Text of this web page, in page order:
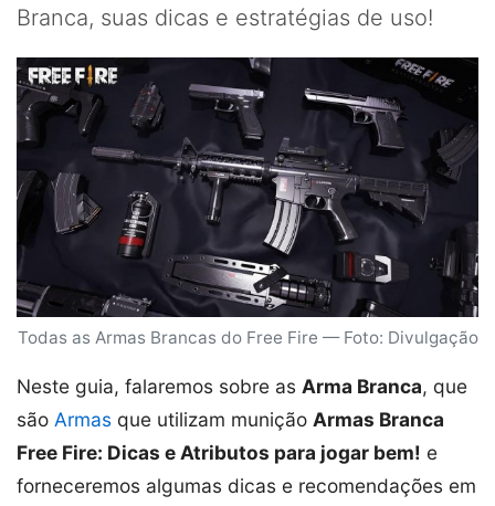
Branca, suas dicas e estratégias de uso!
Todas as Armas Brancas do Free Fire — Foto: Divulgação
Neste guia, falaremos sobre as Arma Branca, que
são Armas que utilizam munição Armas Branca
Free Fire: Dicas e Atributos para jogar bem! e
forneceremos algumas dicas e recomendações em